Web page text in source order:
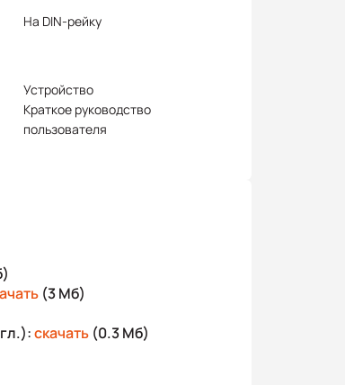
На DIN-рейку
Устройство
Краткое руководство
пользователя
(3 Мб)
скачать (0.3 Мб)